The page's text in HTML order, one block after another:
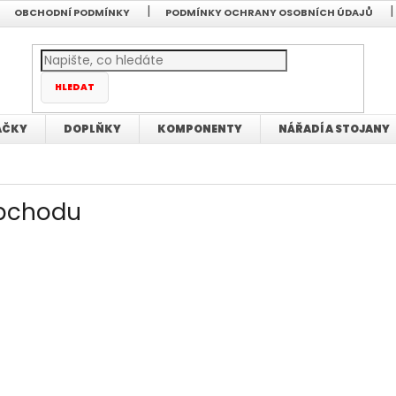
OBCHODNÍ PODMÍNKY PODMÍNKY OCHRANY OSOBNÍCH ÚDAJŮ
HLEDAT
DOPLŇKY KOMPONENTY NÁŘADÍ A STOJANY